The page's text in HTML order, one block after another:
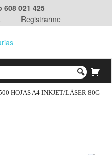
608 021 425
Registrarme
HOJAS A4 INKJET/LÁSER 80G